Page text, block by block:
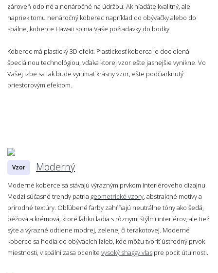
zároveň odolné a nenáročné na údržbu. Ak hľadáte kvalitný, ale
napriek tomu nenáročný koberec napríklad do obývačky alebo do
spálne, koberce Hawaii splnia Vaše požiadavky do bodky.
Koberec má plastický 3D efekt. Plastickosť koberca je docielená
špeciálnou technológiou, vďaka ktorej vzor ešte jasnejšie vynikne. Vo
Vašej izbe sa tak bude vynímať krásny vzor, ešte podčiarknutý
priestorovým efektom.
Vzor Moderný
Moderné koberce sa stávajú výrazným prvkom interiérového dizajnu.
Medzi súčasné trendy patria geometrické vzory, abstraktné motívy a
prírodné textúry. Obľúbené farby zahŕňajú neutrálne tóny ako šedá,
béžová a krémová, ktoré ľahko ladia s rôznymi štýlmi interiérov, ale tiež
sýte a výrazné odtiene modrej, zelenej či terakotovej. Moderné
koberce sa hodia do obývacích izieb, kde môžu tvoriť ústredný prvok
miestnosti, v spálni zasa oceníte vysoký shaggy vlas pre pocit útulnosti.